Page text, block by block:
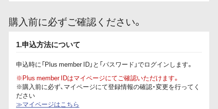
購入前に必ずご確認ください。
1.申込方法について
申込時に「Plus member ID」と「パスワード」でログインします。
※Plus member IDはマイページにてご確認いただけます。
※購入前に必ず、マイページにて登録情報の確認・変更を行ってく
ださい
≫マイページはこちら